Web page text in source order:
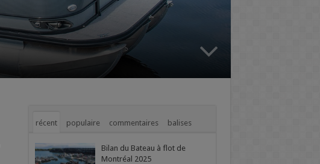
récent populaire commentaires balises
Bilan du Bateau à flot de
Montréal 2025